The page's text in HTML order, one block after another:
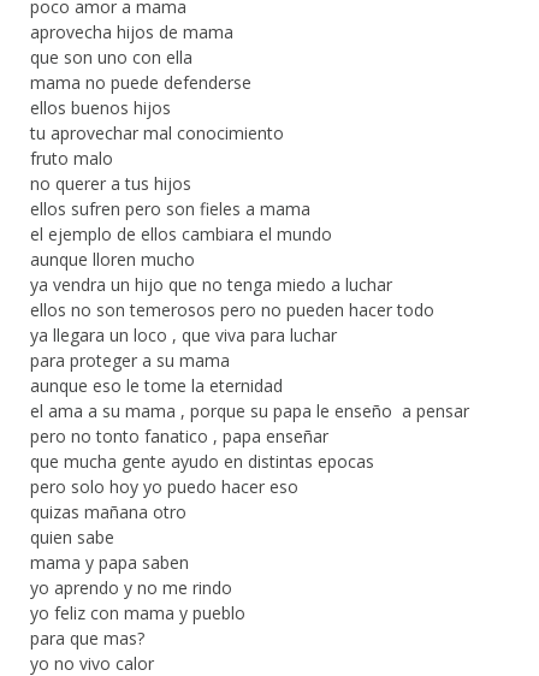
poco amor a mama
aprovecha hijos de mama
que son uno con ella
mama no puede defenderse
ellos buenos hijos
tu aprovechar mal conocimiento
fruto malo
no querer a tus hijos
ellos sufren pero son fieles a mama
el ejemplo de ellos cambiara el mundo
aunque lloren mucho
ya vendra un hijo que no tenga miedo a luchar
ellos no son temerosos pero no pueden hacer todo
ya llegara un loco , que viva para luchar
para proteger a su mama
aunque eso le tome la eternidad
el ama a su mama , porque su papa le enseño a pensar
pero no tonto fanatico , papa enseñar
que mucha gente ayudo en distintas epocas
pero solo hoy yo puedo hacer eso
quizas mañana otro
quien sabe
mama y papa saben
yo aprendo y no me rindo
yo feliz con mama y pueblo
para que mas?
yo no vivo calor